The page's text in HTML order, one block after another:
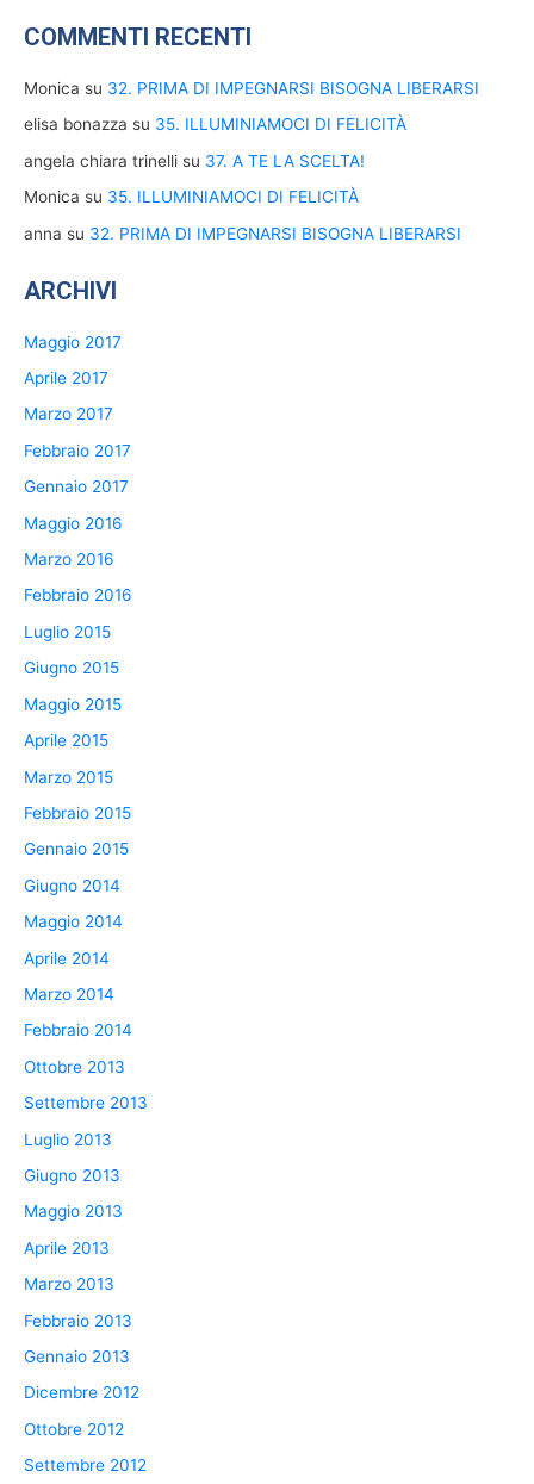
COMMENTI RECENTI
Monica su 32. PRIMA DI IMPEGNARSI BISOGNA LIBERARSI
elisa bonazza su 35. ILLUMINIAMOCI DI FELICITÀ
angela chiara trinelli su 37. A TE LA SCELTA!
Monica su 35. ILLUMINIAMOCI DI FELICITÀ
anna su 32. PRIMA DI IMPEGNARSI BISOGNA LIBERARSI
ARCHIVI
Maggio 2017
Aprile 2017
Marzo 2017
Febbraio 2017
Gennaio 2017
Maggio 2016
Marzo 2016
Febbraio 2016
Luglio 2015
Giugno 2015
Maggio 2015
Aprile 2015
Marzo 2015
Febbraio 2015
Gennaio 2015
Giugno 2014
Maggio 2014
Aprile 2014
Marzo 2014
Febbraio 2014
Ottobre 2013
Settembre 2013
Luglio 2013
Giugno 2013
Maggio 2013
Aprile 2013
Marzo 2013
Febbraio 2013
Gennaio 2013
Dicembre 2012
Ottobre 2012
Settembre 2012